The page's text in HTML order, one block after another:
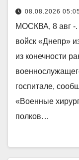
08.08.2026 05:05
МОСКВА, 8 авг -.
войск «Днепр»
из конечности
госпитале,
«Военные
полков…